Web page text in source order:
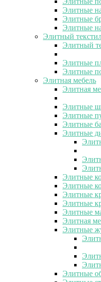
Элитные
Элитные
Элитные
Элитный
Элитный
Элитные
Элитные
Элитная мебель
Элитная
Элитные
Элитные
Элитные
Элитные
Элитные
Элитные
Элитные
Элитные
Элитные
Элитная
Элитные
Элитные